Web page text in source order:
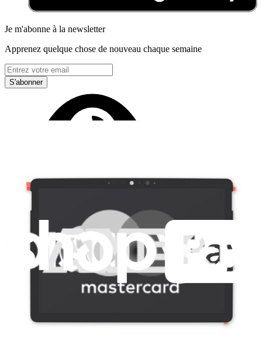
Je m'abonne à la newsletter
Apprenez quelque chose de nouveau chaque semaine
S'abonner
dernières éditions
Help translate